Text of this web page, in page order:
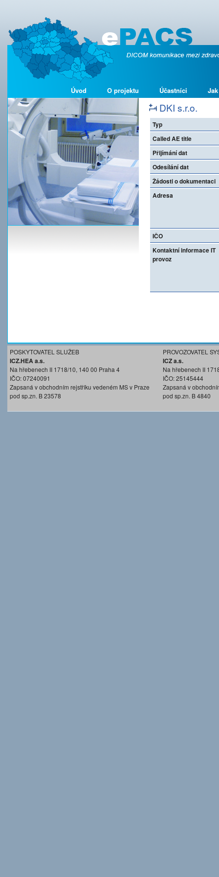
Úvod O projektu Účastníci
DKI s.r.o.
Typ
Called AE title
Přijímání dat
Odesílání dat
Žádosti o dokumentaci
Adresa
IČO
Kontaktní informace IT
provoz
POSKYTOVATEL SLUŽEB
ICZ.HEA a.s.
Na hřebenech II 1718/10, 140 00 Praha 4
IČO: 07240091
Zapsaná v obchodním rejstříku vedeném MS v Praze
pod sp.zn. B 23578
PROVOZOVATEL
ICZ a.s.
Na hřebenech II
IČO: 25145444
Zapsaná v
pod sp.zn. B 4840